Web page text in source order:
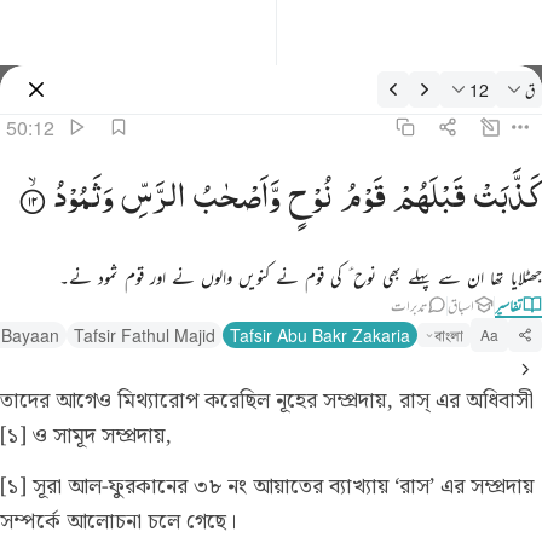
تفسیر: ق 50:12
ق 12
50:12
كذبت قبلهم قوم نوح واصحاب الرس وثمود ١٢
كَذَّبَتْ قَبْلَهُمْ قَوْمُ نُوحٍۢ وَأَصْحَـٰبُ ٱلرَّسِّ وَثَمُودُ ١٢
كَذَّبَتْقَبْلَهُمْقَوْمُنُوْحٍوَّاَصْحٰبُالرَّسِّوَثَمُوْدُ
جھٹلایا تھا ان سے پہلے بھی نوح ؑ کی قوم نے کنویں والوں نے اور قوم ثمود نے۔
تفاسیر اسباق تدبرات
Aa
বাংলা
Tafsir Abu Bakr Zakaria
Tafsir Fathul Majid
তাদের আগেও মিথ্যারোপ করেছিল নূহের সম্প্রদায়, রাস্ এর অধিবাসী
[১] ও সামূদ সম্প্রদায়,
[১] সূরা আল-ফুরকানের ৩৮ নং আয়াতের ব্যাখ্যায় ‘রাস’ এর সম্প্রদায়
সম্পর্কে আলোচনা চলে গেছে।